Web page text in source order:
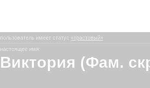
пользователь имеет статус «трастовый»
настоящее имя:
Виктория (Фам.